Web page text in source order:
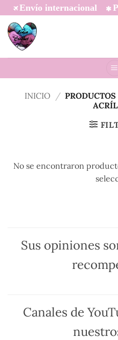
Saltar
al
contenido
Envío internacional
INICIO /
No se encontraron
Sus opiniones
Canales de